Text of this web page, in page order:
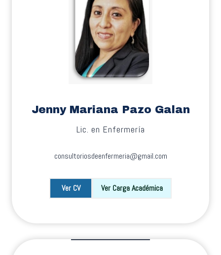
Jenny Mariana Pazo Galan
Lic. en Enfermería
consultoriosdeenfermeria@gmail.com
Ver CV Ver Carga Académica